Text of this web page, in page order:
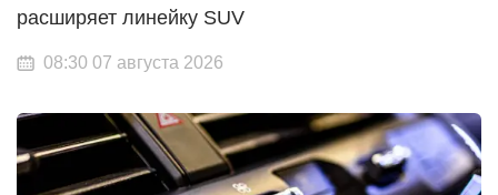
расширяет линейку SUV
08:30 07 августа 2026